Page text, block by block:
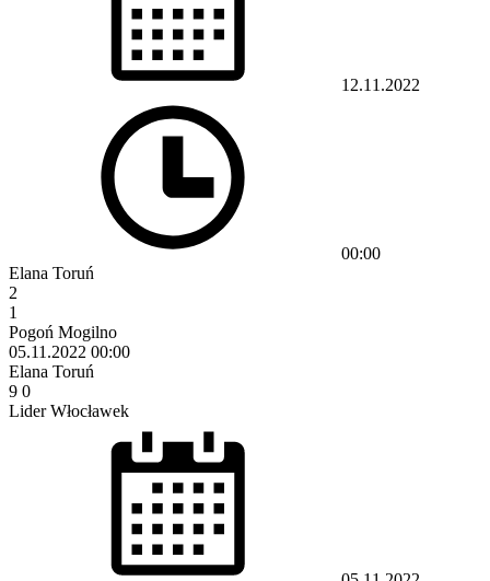
12.11.2022
00:00
Elana Toruń
2
1
Pogoń Mogilno
05.11.2022 00:00
Elana Toruń
9 0
Lider Włocławek